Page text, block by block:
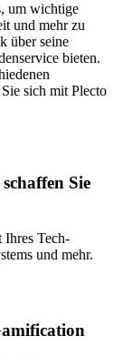
um wichtige
und mehr zu
über seine
bieten.
sich mit Plecto
Sie
Ihres Tech-
und mehr.